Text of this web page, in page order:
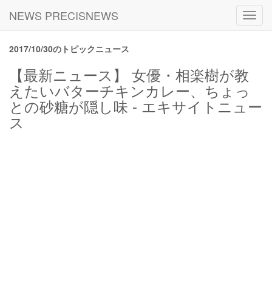
NEWS PRECISNEWS
2017/10/30のトピックニュース
【最新ニュース】 女優・相楽樹が教
えたいバターチキンカレー、ちょっ
との砂糖が隠し味 - エキサイトニュー
ス